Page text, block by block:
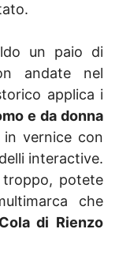
un paio di
andate nel
applica i
e da donna
vernice con
interactive.
troppo, potete
che
di Rienzo